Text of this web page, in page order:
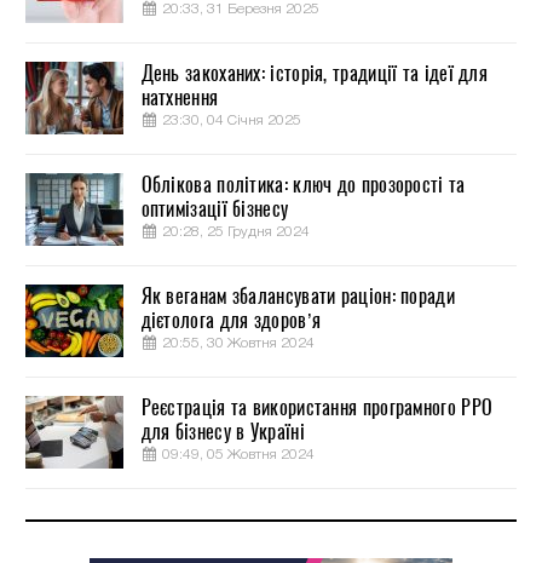
20:33, 31 Березня 2025
День закоханих: історія, традиції та ідеї для
натхнення
23:30, 04 Січня 2025
Облікова політика: ключ до прозорості та
оптимізації бізнесу
20:28, 25 Грудня 2024
Як веганам збалансувати раціон: поради
дієтолога для здоров’я
20:55, 30 Жовтня 2024
Реєстрація та використання програмного РРО
для бізнесу в Україні
09:49, 05 Жовтня 2024